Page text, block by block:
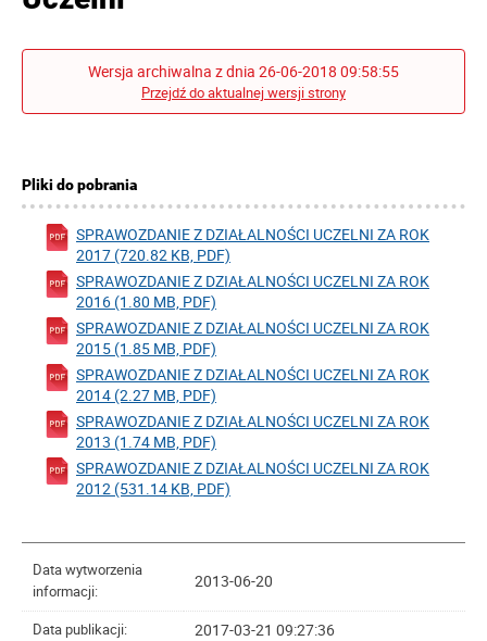
Wersja archiwalna z dnia 26-06-2018 09:58:55
Przejdź do aktualnej wersji strony
Pliki do pobrania
SPRAWOZDANIE Z DZIAŁALNOŚCI UCZELNI ZA ROK
2017 (720.82 KB, PDF)
SPRAWOZDANIE Z DZIAŁALNOŚCI UCZELNI ZA ROK
2016 (1.80 MB, PDF)
SPRAWOZDANIE Z DZIAŁALNOŚCI UCZELNI ZA ROK
2015 (1.85 MB, PDF)
SPRAWOZDANIE Z DZIAŁALNOŚCI UCZELNI ZA ROK
2014 (2.27 MB, PDF)
SPRAWOZDANIE Z DZIAŁALNOŚCI UCZELNI ZA ROK
2013 (1.74 MB, PDF)
SPRAWOZDANIE Z DZIAŁALNOŚCI UCZELNI ZA ROK
2012 (531.14 KB, PDF)
Data wytworzenia
informacji:
2013-06-20
Data publikacji: 2017-03-21 09:27:36